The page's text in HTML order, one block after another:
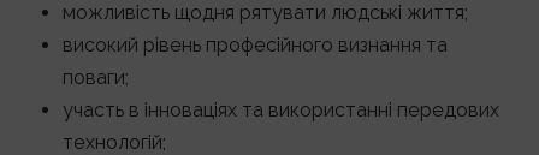
можливість щодня рятувати людські життя;
високий рівень професійного визнання та
поваги;
участь в інноваціях та використанні передових
технологій;